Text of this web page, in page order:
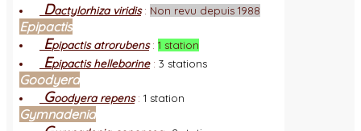
Dactylorhiza viridis: Non revu depuis 1988
Epipactis
Epipactis atrorubens: 1 station
Epipactis helleborine: 3 stations
Goodyera
Goodyera repens: 1 station
Gymnadenia